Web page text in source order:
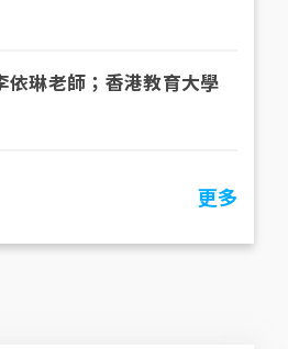
依琳老師；香港教育大學
更多